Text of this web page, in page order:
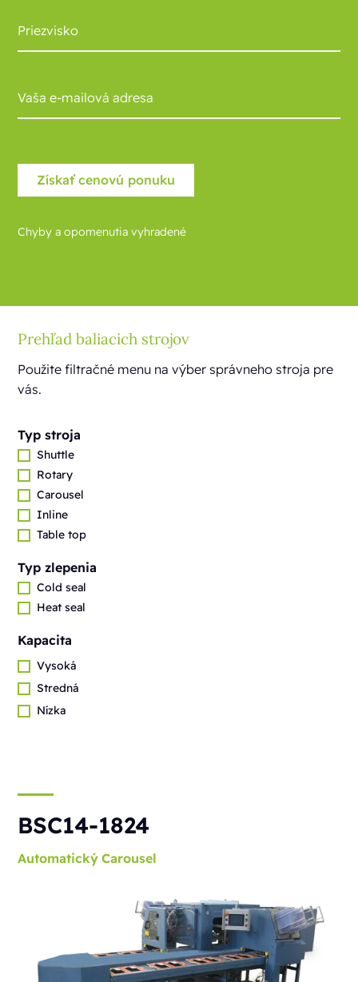
Chyby a opomenutia vyhradené
Prehľad baliacich strojov
Použite filtračné menu na výber správneho stroja pre
vás.
Typ stroja
Shuttle
Rotary
Carousel
Inline
Table top
Typ zlepenia
Cold seal
Heat seal
Kapacita
Vysoká
Stredná
Nízka
BSC14-1824
Automatický Carousel